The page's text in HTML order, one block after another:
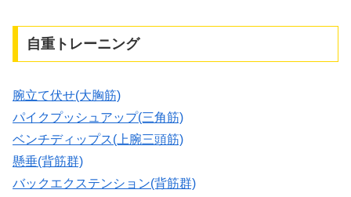
自重トレーニング
腕立て伏せ(大胸筋)
パイクプッシュアップ(三角筋)
ベンチディップス(上腕三頭筋)
懸垂(背筋群)
バックエクステンション(背筋群)